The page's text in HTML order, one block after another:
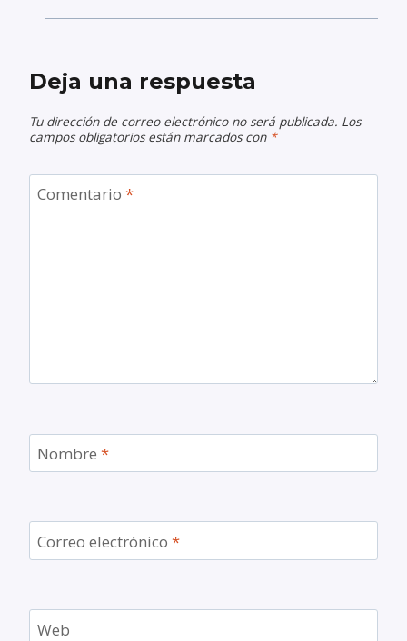
Deja una respuesta
Tu dirección de correo electrónico no será publicada. Los
campos obligatorios están marcados con *
Comentario *
Nombre *
Correo electrónico *
Web